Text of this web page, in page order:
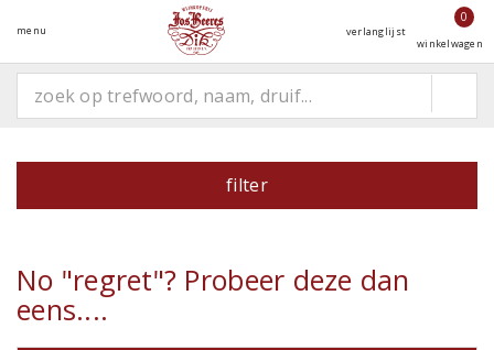
menu verlanglijst
0
winkelwagen
filter
No "regret"? Probeer deze dan
eens....